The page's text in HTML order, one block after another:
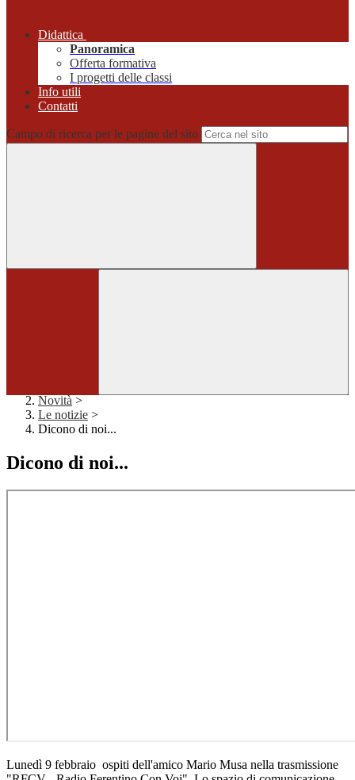
Didattica
Panoramica
Offerta formativa
I progetti delle classi
Info utili
Contatti
Campo di ricerca per le pagine del sito
Novità >
Le notizie >
Dicono di noi...
Dicono di noi...
Lunedì 9 febbraio ospiti dell'amico Mario Musa nella trasmissione